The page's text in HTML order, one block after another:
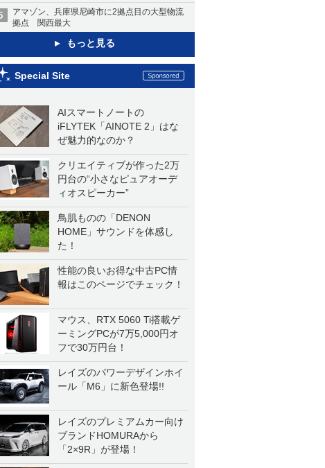
アマゾン、兵庫県尼崎市に2拠点目の大型物流
拠点 関西最大
もっと見る
Special Site
AIスマートノートの
iFLYTEK「AINOTE 2」はな
ぜ魅力的なのか？
クリエイティブが作った2万
円台の“小さなピュアオーデ
ィオスピーカー”
鳥肌ものの「DENON
HOME」サウンドを体感し
た！
性能の良いお得な中古PC情
報はこのページでチェック！
マウス、RTX 5060 Ti搭載ゲ
ーミングPCが7万5,000円オ
フで30万円台！
レイズのパワーデザインホイ
ール「M6」に新色登場!!
レイズのプレミアムカー向け
ブランドHOMURAから
「2×9R」が登場！